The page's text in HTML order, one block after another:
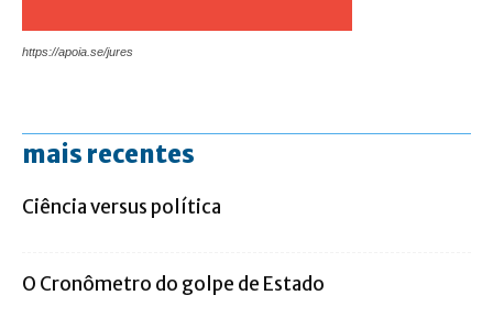
https://apoia.se/jures
mais recentes
Ciência versus política
O Cronômetro do golpe de Estado